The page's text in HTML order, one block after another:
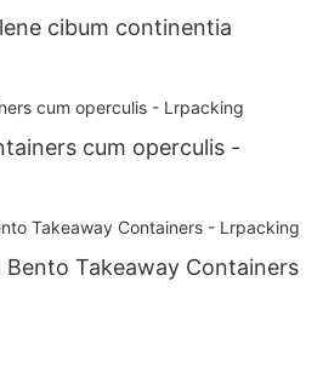
cibum continentia
cum operculis -
Bento Takeaway Containers